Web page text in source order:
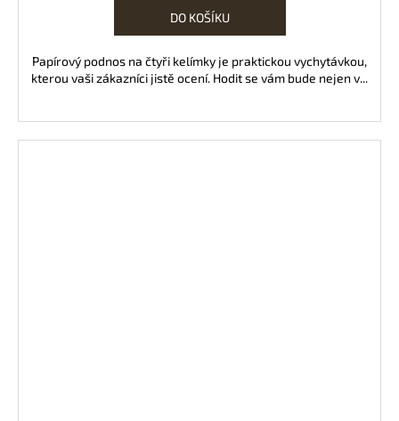
DO KOŠÍKU
Papírový podnos na čtyři kelímky je praktickou vychytávkou,
kterou vaši zákazníci jistě ocení. Hodit se vám bude nejen v...